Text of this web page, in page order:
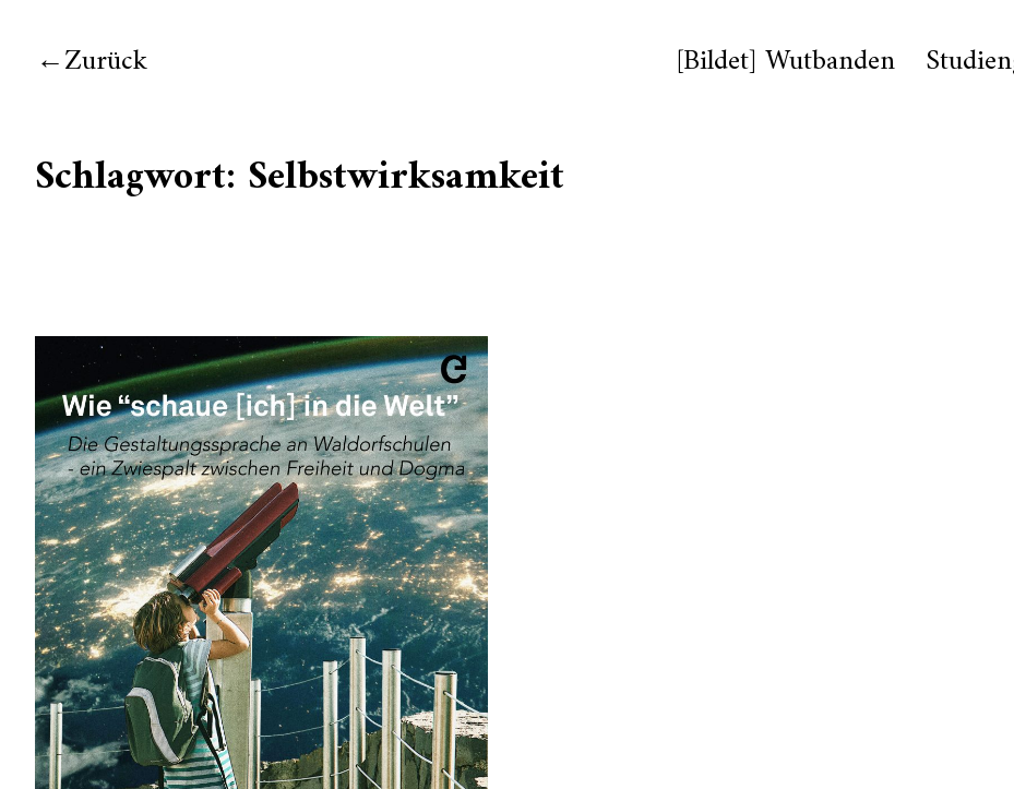
Zurück [Bildet] Wutbanden
Schlagwort: Selbstwirksamkeit